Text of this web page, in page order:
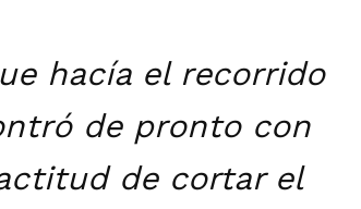
hacía el recorrido
de pronto con
de cortar el